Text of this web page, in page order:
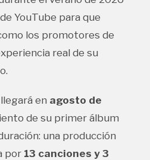
YouTube para que
los promotores de
real de su
en agosto de
de su primer álbum
una producción
por 13 canciones y 3